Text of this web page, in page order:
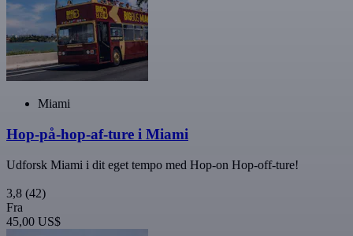
Miami
Hop-på-hop-af-ture i Miami
Udforsk Miami i dit eget tempo med Hop-on Hop-off-ture!
3,8 (42)
Fra
45,00 US$